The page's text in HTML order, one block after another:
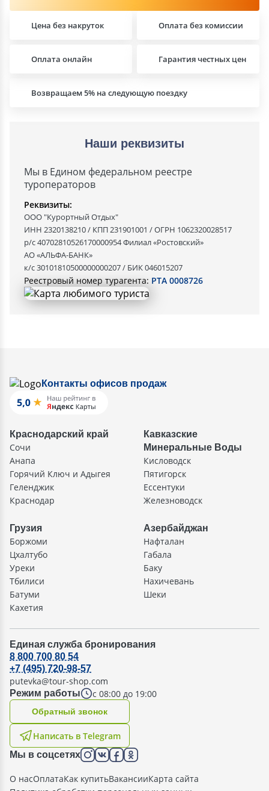
Цена без накруток Оплата без комиссии
Возвращаем 5% на следующую поездку
Оплата онлайн Гарантия честных цен
Наши реквизиты
Мы в Едином федеральном реестре
туроператоров
Реквизиты:
ООО "Курортный Отдых"
ИНН 2320138210 / КПП 231901001 / ОГРН 1062320028517
р/с 40702810526170000954 Филиал «Ростовский»
АО «АЛЬФА-БАНК»
к/с 30101810500000000207 / БИК 046015207
Реестровый номер турагента: РТА 0008726
Контакты офисов продаж
Краснодарский край
Сочи
Анапа
Горячий Ключ и Адыгея
Геленджик
Краснодар
Кавказские
Минеральные Воды
Кисловодск
Пятигорск
Ессентуки
Железноводск
Грузия
Боржоми
Цхалтубо
Уреки
Тбилиси
Батуми
Кахетия
Азербайджан
Нафталан
Габала
Баку
Нахичевань
Шеки
Единая служба бронирования
Режим работы с 08:00 до 19:00
8 800 700 80 54
+7 (495) 720-98-57
putevka@tour-shop.com
Написать в Telegram
Oбратный звонок
Мы в соцсетях
О насОплатаКак купитьВакансииКарта сайта